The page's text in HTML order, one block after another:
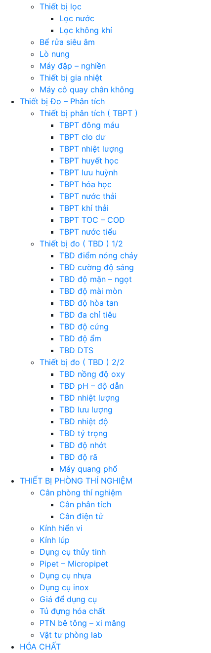
Thiết bị lọc
Lọc nước
Lọc không khí
Bể rửa siêu âm
Lò nung
Máy đập – nghiền
Thiết bị gia nhiệt
Máy cô quay chân không
Thiết bị Đo – Phân tích
Thiết bị phân tích ( TBPT )
TBPT đông máu
TBPT clo dư
TBPT nhiệt lượng
TBPT huyết học
TBPT lưu huỳnh
TBPT hóa học
TBPT nước thải
TBPT khí thải
TBPT TOC – COD
TBPT nước tiểu
Thiết bị đo ( TBD ) 1/2
TBD điểm nóng chảy
TBD cường độ sáng
TBD độ mặn – ngọt
TBD độ mài mòn
TBD độ hòa tan
TBD đa chỉ tiêu
TBD độ cứng
TBD độ ẩm
TBD DTS
Thiết bị đo ( TBD ) 2/2
TBD nồng độ oxy
TBD pH – độ dẫn
TBD nhiệt lượng
TBD lưu lượng
TBD nhiệt độ
TBD tỷ trọng
TBD độ nhớt
TBD độ rã
Máy quang phổ
THIẾT BỊ PHÒNG THÍ NGHIỆM
Cân phòng thí nghiệm
Cân phân tích
Cân điện tử
Kính hiển vi
Kính lúp
Dụng cụ thủy tinh
Pipet – Micropipet
Dụng cụ nhựa
Dụng cụ inox
Giá để dụng cụ
Tủ đựng hóa chất
PTN bê tông – xi măng
Vật tư phòng lab
HÓA CHẤT